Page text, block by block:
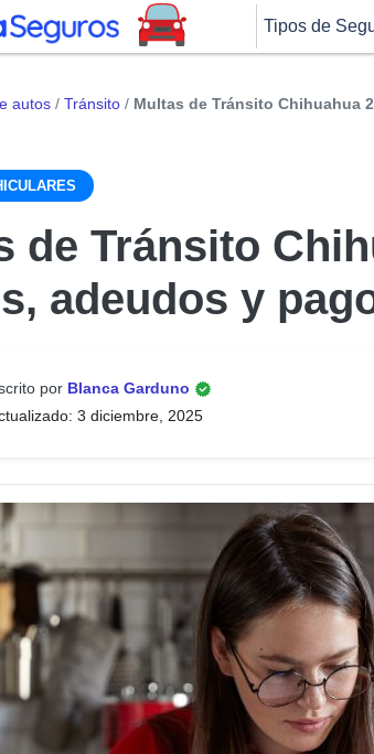
Tipos de
autos / Tránsito / Multas de Tránsito Chihuahua
de Tránsito
adeudos y
por Blanca Garduno
3 diciembre, 2025